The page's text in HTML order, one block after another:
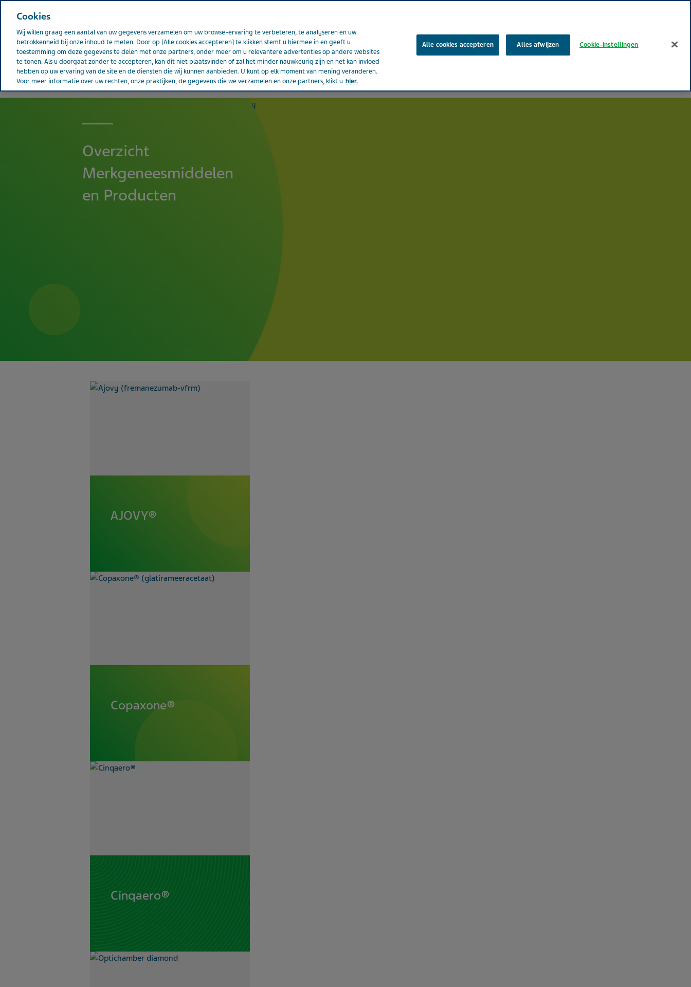
Teva wereldwijd
Over Teva Patiënten Nieuws & media Producten
NEDERLAND
Overzicht
Merkgeneesmiddelen
en Producten
AJOVY®
Copaxone®
Cinqaero®
Cookies
Wij willen graag een aantal van uw gegevens verzamelen om uw browse-ervaring te verbeteren, te analyseren en uw
betrokkenheid bij onze inhoud te meten. Door op [Alle cookies accepteren] te klikken stemt u hiermee in en geeft u
toestemming om deze gegevens te delen met onze partners, onder meer om u relevantere advertenties op andere websites
te tonen. Als u doorgaat zonder te accepteren, kan dit niet plaatsvinden of zal het minder nauwkeurig zijn en het kan invloed
hebben op uw ervaring van de site en de diensten die wij kunnen aanbieden. U kunt op elk moment van mening veranderen.
Voor meer informatie over uw rechten, onze praktijken, de gegevens die we verzamelen en onze partners, klikt u hier.
Alle cookies accepteren Alles afwijzen Cookie-instellingen